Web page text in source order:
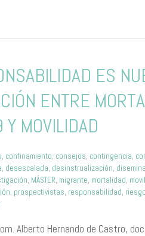
ES
ENTRE
MOVILIDAD
, confinamiento, consejos, contingencia,
, desescalada, desinstrualización,
, MÁSTER, migrante, mortalidad,
, prospectivistas, responsabilidad, riesgo
Alberto Hernando de Castro,